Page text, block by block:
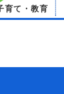
育て・教育